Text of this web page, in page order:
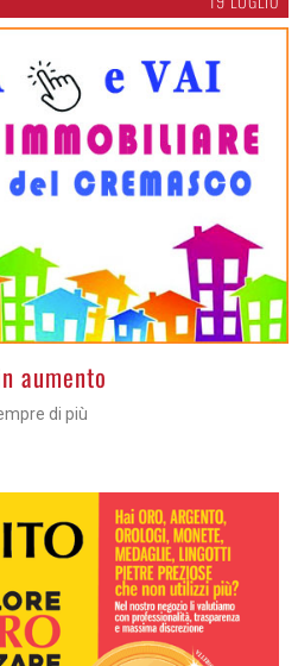
aumento
di più